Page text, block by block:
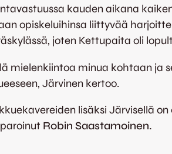
kauden aikana
opiskeluihinsa liittyvää
joten Kettupaita oli
mielenkiintoa minua kohtaan ja
Järvinen kertoo.
lisäksi Järvisellä
Robin Saastamoinen.